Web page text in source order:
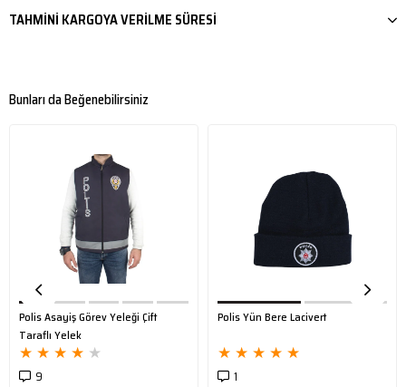
TAHMINI KARGOYA VERILME SÜRESI
Bunları da Beğenebilirsiniz
Polis Asayiş Görev Yeleği Çift
Taraflı Yelek
★ ★ ★ ★ ★
9
Polis Yün Bere Lacivert
★ ★ ★ ★ ★
1